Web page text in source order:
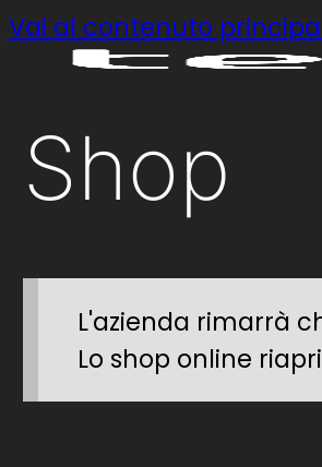
Vai al contenuto
Shop
L'azienda rimarrà
Lo shop online